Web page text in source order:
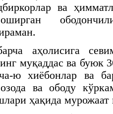
ва
аҳолисига
муқаддас ва буюк
ю хиёбонлар ва
ва ободу
ҳақида мурожаат